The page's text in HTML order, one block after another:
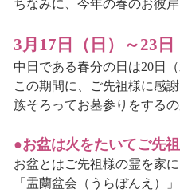
ちなみに、今年の春のお彼
3月17日（日）～23日
中日である春分の日は20日（
この期間に、ご先祖様に感
族そろってお墓参りをするの
●お盆は火をたいてご先
お盆とはご先祖様の霊を家
「盂蘭盆会（うらぼんえ）